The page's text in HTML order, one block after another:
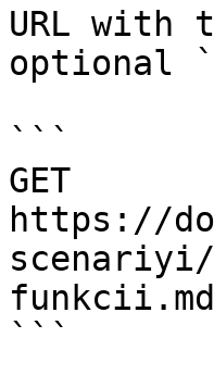
URL with
optional
```
GET
https://
```